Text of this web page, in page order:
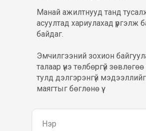
Манай ажилтнууд танд
асуултад хариулахад үргэлж
байдаг.
Эмчилгээний зохион
талаар үнэ төлбөргүй
тулд дэлгэрэнгүй
маягтыг бөглөнө үү..